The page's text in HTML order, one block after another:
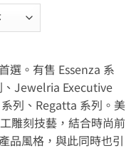
選。有售 Essenza 系
Jewelria Executive
列、Regatta 系列。美
雕刻技藝，結合時尚前
品風格，與此同時也引